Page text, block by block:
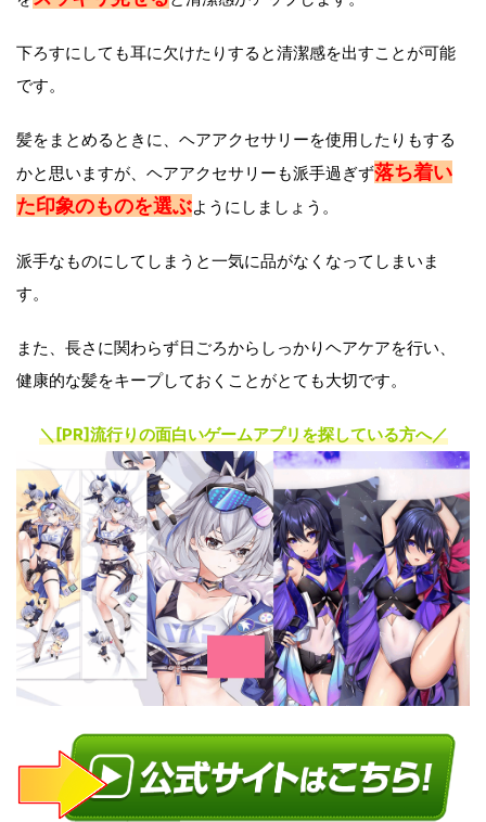
下ろすにしても耳に欠けたりすると清潔感を出すことが可能
です。
髪をまとめるときに、ヘアアクセサリーを使用したりもする
かと思いますが、ヘアアクセサリーも派手過ぎず落ち着い
た印象のものを選ぶようにしましょう。
派手なものにしてしまうと一気に品がなくなってしまいま
す。
また、長さに関わらず日ごろからしっかりヘアケアを行い、
健康的な髪をキープしておくことがとても大切です。
＼[PR]流行りの面白いゲームアプリを探している方へ／